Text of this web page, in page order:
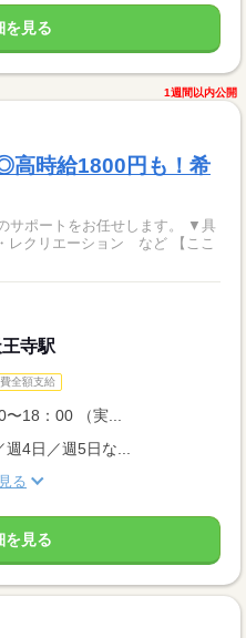
を見る
1週間以内公開
時給1800円も！希
ポートをお任せします。 ▼具
リエーション など 【ここ
寺駅
全額支給
18：00 （実...
4日／週5日な...
る
を見る